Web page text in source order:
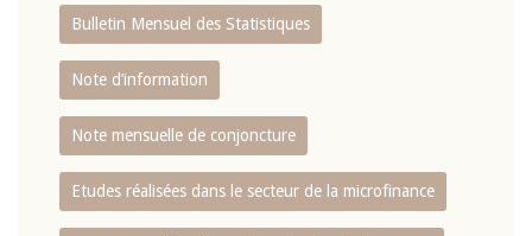
Bulletin Mensuel des Statistiques
Note d’information
Note mensuelle de conjoncture
Etudes réalisées dans le secteur de la microfinance